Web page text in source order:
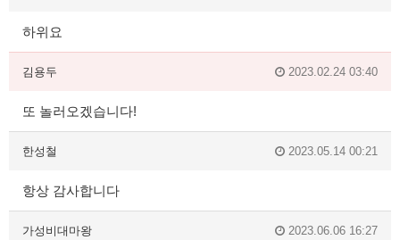
하위요
김용두 2023.02.24 03:40
또 놀러오겠습니다!
한성철 2023.05.14 00:21
항상 감사합니다
가성비대마왕 2023.06.06 16:27